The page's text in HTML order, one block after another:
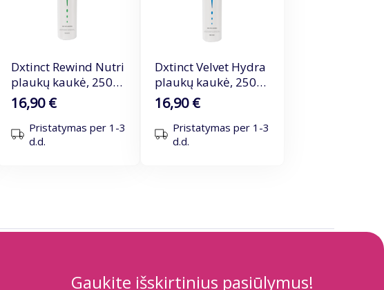
Dxtinct Rewind Nutri
plaukų kaukė, 250
ml
16,90 €
Pristatymas per 1-3
d.d.
Dxtinct Velvet Hydra
plaukų kaukė, 250
ml
16,90 €
Pristatymas per 1-3
d.d.
Gaukite išskirtinius pasiūlymus!